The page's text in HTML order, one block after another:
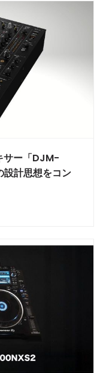
ー「DJM-
計思想をコン